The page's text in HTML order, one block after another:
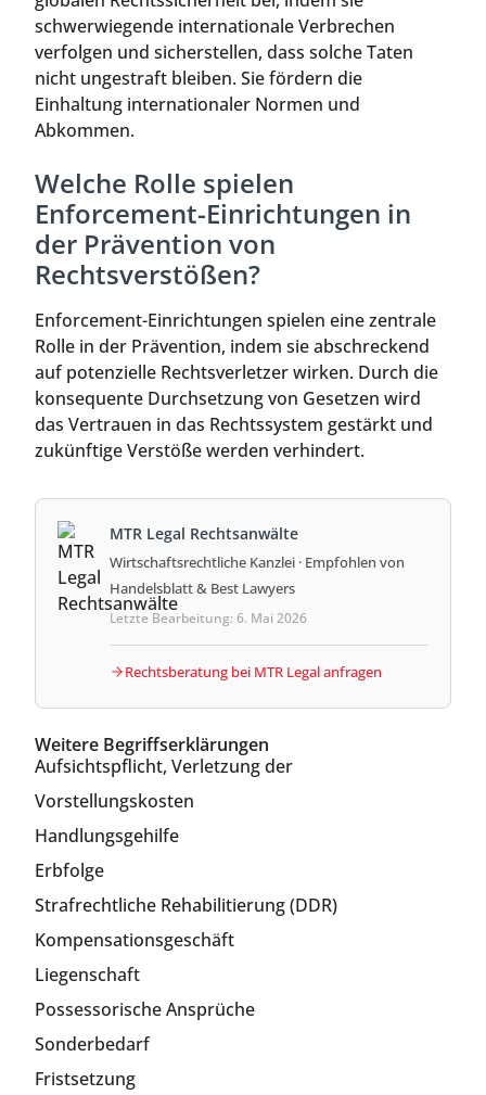
schwerwiegende internationale Verbrechen
verfolgen und sicherstellen, dass solche Taten
nicht ungestraft bleiben. Sie fördern die
Einhaltung internationaler Normen und
Abkommen.
Welche Rolle spielen
Enforcement-Einrichtungen in
der Prävention von
Rechtsverstößen?
Enforcement-Einrichtungen spielen eine zentrale
Rolle in der Prävention, indem sie abschreckend
auf potenzielle Rechtsverletzer wirken. Durch die
konsequente Durchsetzung von Gesetzen wird
das Vertrauen in das Rechtssystem gestärkt und
zukünftige Verstöße werden verhindert.
MTR Legal Rechtsanwälte
Wirtschaftsrechtliche Kanzlei · Empfohlen von
Handelsblatt & Best Lawyers
Letzte Bearbeitung: 6. Mai 2026
Rechtsberatung bei MTR Legal anfragen
Weitere Begriffserklärungen
Aufsichtspflicht, Verletzung der
Vorstellungskosten
Handlungsgehilfe
Erbfolge
Strafrechtliche Rehabilitierung (DDR)
Kompensationsgeschäft
Liegenschaft
Possessorische Ansprüche
Sonderbedarf
Fristsetzung